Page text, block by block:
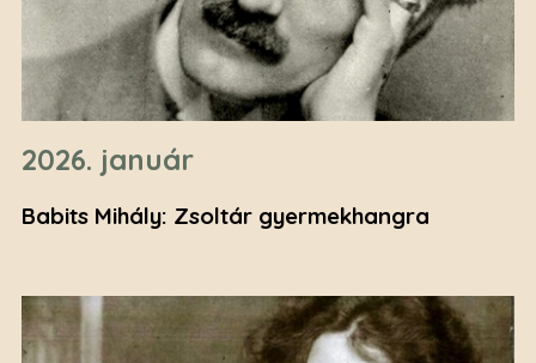
2026. január
Babits Mihály: Zsoltár gyermekhangra